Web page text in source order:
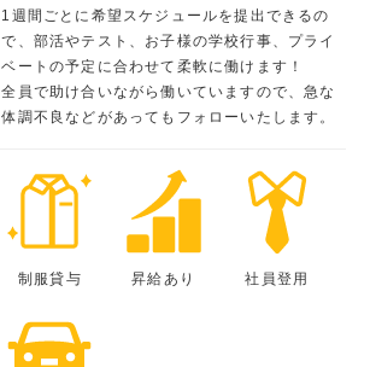
1週間ごとに希望スケジュールを提出できるの
で、部活やテスト、お子様の学校行事、プライ
ベートの予定に合わせて柔軟に働けます！
全員で助け合いながら働いていますので、急な
体調不良などがあってもフォローいたします。
制服貸与 昇給あり 社員登用